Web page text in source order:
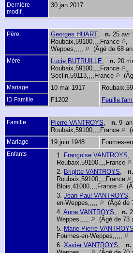
Dernière
modif.
30 jan 2017
Père Georges HUART, n. 25 avr
Roubaix,59100,,,,France
Weppes,,,,,
(Âgé de 68
Mère Lucie BUTRUILLE n. 20
Roubaix,59100,,,,France
Seclin,59113,,,,France
Mariage 10 mai 1917
ID Famille F1202 Feuille
Famille Pierre VANTROYS n. 9 jan
Roubaix,59100,,,,France
Mariage 19 juin 1948 Fournes-
Enfants 1. Françoise VANTROYS
Roubaix,59100,,,,France
2.
Brigitte VANTROYS n.
Roubaix,59100,,,,France
Blois,41000,,,,France
3. Jean-Paul VANTROYS
en-Weppes,,,,,
(Âgé de
4. Anne VANTROYS n.
Weppes,,,,,
(Âgé de 73
5.
Marie-Pierre VANTROYS
Fournes-en-Weppes,,,,,
6. Xavier VANTROYS n.